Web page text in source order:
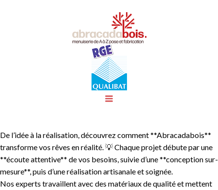
De l’idée à la réalisation, découvrez comment **Abracadabois**
transforme vos rêves en réalité. 💡 Chaque projet débute par une
**écoute attentive** de vos besoins, suivie d’une **conception sur-
mesure**, puis d’une réalisation artisanale et soignée.
Nos experts travaillent avec des matériaux de qualité et mettent